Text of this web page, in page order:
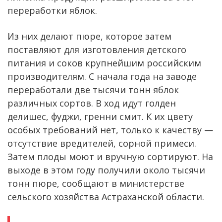
переработки яблок.
Из них делают пюре, которое затем
поставляют для изготовления детского
питания и соков крупнейшим российским
производителям. С начала года на заводе
переработали две тысячи тонн яблок
различных сортов. В ход идут голден
делишес, фуджи, гренни смит. К их цвету
особых требований нет, только к качеству —
отсутствие вредителей, сорной примеси.
Затем плоды моют и вручную сортируют. На
выходе в этом году получили около тысячи
тонн пюре, сообщают в министерстве
сельского хозяйства Астраханской области.